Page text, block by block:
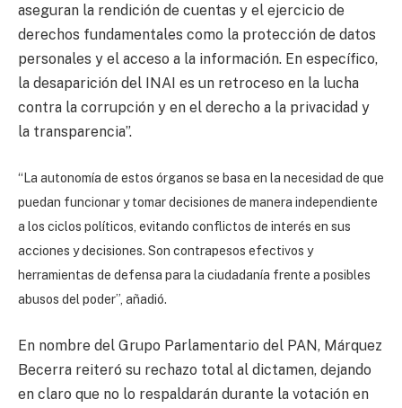
aseguran la rendición de cuentas y el ejercicio de
derechos fundamentales como la protección de datos
personales y el acceso a la información. En específico,
la desaparición del INAI es un retroceso en la lucha
contra la corrupción y en el derecho a la privacidad y
la transparencia”.
“La autonomía de estos órganos se basa en la necesidad de que
puedan funcionar y tomar decisiones de manera independiente
a los ciclos políticos, evitando conflictos de interés en sus
acciones y decisiones. Son contrapesos efectivos y
herramientas de defensa para la ciudadanía frente a posibles
abusos del poder”, añadió.
En nombre del Grupo Parlamentario del PAN, Márquez
Becerra reiteró su rechazo total al dictamen, dejando
en claro que no lo respaldarán durante la votación en